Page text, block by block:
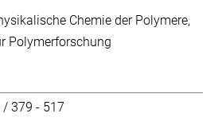
Chemie der Polymere
Polymerforschung
379 - 517